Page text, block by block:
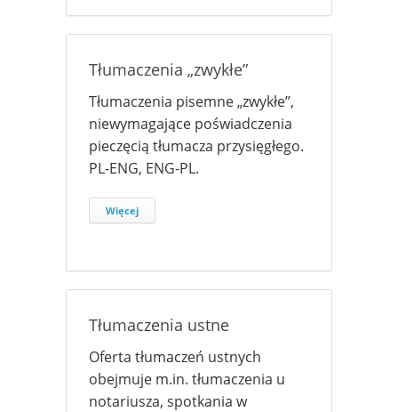
Tłumaczenia „zwykłe”
Tłumaczenia pisemne „zwykłe”,
niewymagające poświadczenia
pieczęcią tłumacza przysięgłego.
PL-ENG, ENG-PL.
Więcej
Tłumaczenia ustne
Oferta tłumaczeń ustnych
obejmuje m.in. tłumaczenia u
notariusza, spotkania w